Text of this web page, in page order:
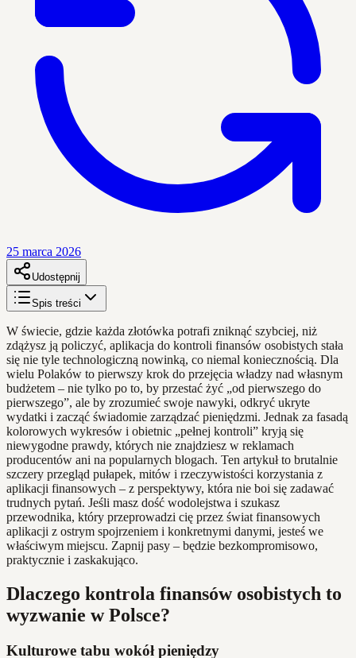
25 marca 2026
Udostępnij
Spis treści
W świecie, gdzie każda złotówka potrafi zniknąć szybciej, niż
zdążysz ją policzyć, aplikacja do kontroli finansów osobistych stała
się nie tyle technologiczną nowinką, co niemal koniecznością. Dla
wielu Polaków to pierwszy krok do przejęcia władzy nad własnym
budżetem – nie tylko po to, by przestać żyć „od pierwszego do
pierwszego”, ale by zrozumieć swoje nawyki, odkryć ukryte
wydatki i zacząć świadomie zarządzać pieniędzmi. Jednak za fasadą
kolorowych wykresów i obietnic „pełnej kontroli” kryją się
niewygodne prawdy, których nie znajdziesz w reklamach
producentów ani na popularnych blogach. Ten artykuł to brutalnie
szczery przegląd pułapek, mitów i rzeczywistości korzystania z
aplikacji finansowych – z perspektywy, która nie boi się zadawać
trudnych pytań. Jeśli masz dość wodolejstwa i szukasz
przewodnika, który przeprowadzi cię przez świat finansowych
aplikacji z ostrym spojrzeniem i konkretnymi danymi, jesteś we
właściwym miejscu. Zapnij pasy – będzie bezkompromisowo,
praktycznie i zaskakująco.
Dlaczego kontrola finansów osobistych to
wyzwanie w Polsce?
Kulturowe tabu wokół pieniędzy